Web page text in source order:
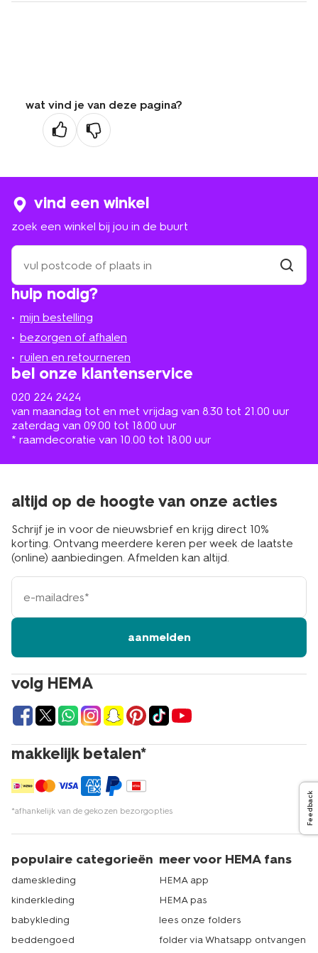
wat vind je van deze pagina?
hulp nodig?
mijn bestelling
bezorgen of afhalen
ruilen en retourneren
bel onze klantenservice
020 224 2424
van maandag tot en met vrijdag van 8.30 tot 21.00 uur
zaterdag van 09.00 tot 18.00 uur
* raamdecoratie van 10.00 tot 18.00 uur
vind een winkel
zoek een winkel bij jou in de buurt
zoek
een
winkel
bij
in
de
buurt
volg HEMA
makkelijk betalen*
*afhankelijk van de gekozen bezorgopties
altijd op de hoogte van onze acties
Schrijf je in voor de nieuwsbrief en krijg direct 10%
korting. Ontvang meerdere keren per week de laatste
(online) aanbiedingen. Afmelden kan altijd.
e-
mailadres
aanmelden
populaire categorieën
dameskleding
kinderkleding
babykleding
beddengoed
meer voor HEMA fans
HEMA app
HEMA pas
lees onze folders
folder via Whatsapp ontvangen
Feedback